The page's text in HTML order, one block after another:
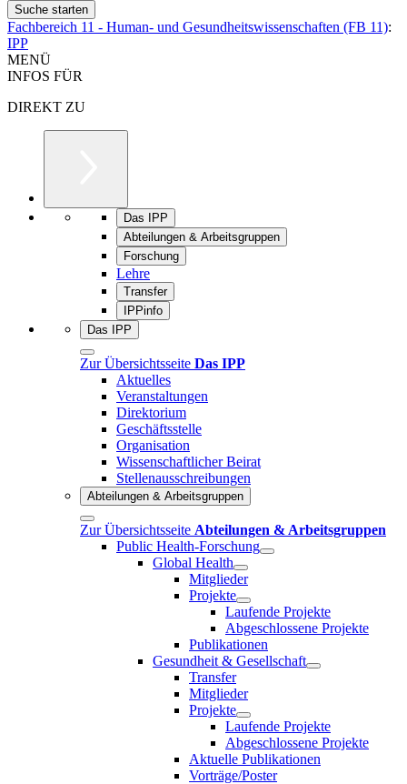
Fachbereich 11 - Human- und Gesundheitswissenschaften (FB 11):
IPP
MENÜ
INFOS FÜR
DIREKT ZU
Das IPP
Abteilungen & Arbeitsgruppen
Forschung
Lehre
Transfer
IPPinfo
Das IPP
Zur Übersichtsseite Das IPP
Aktuelles
Veranstaltungen
Direktorium
Geschäftsstelle
Organisation
Wissenschaftlicher Beirat
Stellenausschreibungen
Abteilungen & Arbeitsgruppen
Zur Übersichtsseite Abteilungen & Arbeitsgruppen
Public Health-Forschung
Global Health
Mitglieder
Projekte
Laufende Projekte
Abgeschlossene Projekte
Publikationen
Gesundheit & Gesellschaft
Transfer
Mitglieder
Projekte
Laufende Projekte
Abgeschlossene Projekte
Aktuelle Publikationen
Vorträge/Poster